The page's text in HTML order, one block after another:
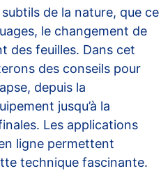
de la nature, que ce
le changement de
des feuilles. Dans cet
des conseils pour
depuis la
jusqu’à la
Les applications
ligne permettent
technique fascinante.